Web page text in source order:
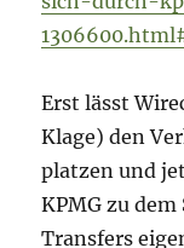
Erst lässt
Klage) den
platzen und
KPMG zu
Transfers